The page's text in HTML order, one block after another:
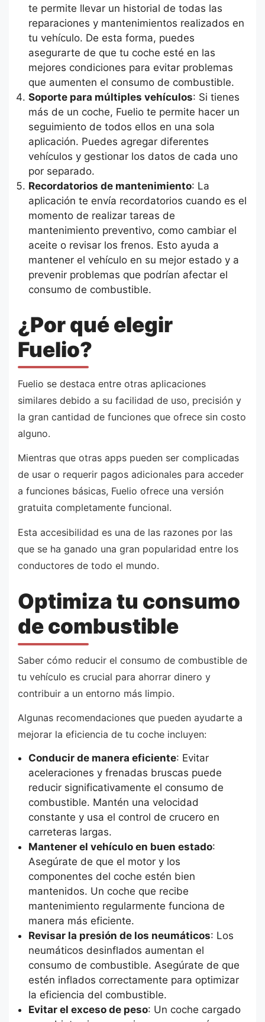
te permite llevar un historial de todas las
reparaciones y mantenimientos realizados en
tu vehículo. De esta forma, puedes
asegurarte de que tu coche esté en las
mejores condiciones para evitar problemas
que aumenten el consumo de combustible.
Soporte para múltiples vehículos: Si tienes
más de un coche, Fuelio te permite hacer un
seguimiento de todos ellos en una sola
aplicación. Puedes agregar diferentes
vehículos y gestionar los datos de cada uno
por separado.
Recordatorios de mantenimiento: La
aplicación te envía recordatorios cuando es el
momento de realizar tareas de
mantenimiento preventivo, como cambiar el
aceite o revisar los frenos. Esto ayuda a
mantener el vehículo en su mejor estado y a
prevenir problemas que podrían afectar el
consumo de combustible.
¿Por qué elegir
Fuelio?
Fuelio se destaca entre otras aplicaciones
similares debido a su facilidad de uso, precisión y
la gran cantidad de funciones que ofrece sin costo
alguno.
Mientras que otras apps pueden ser complicadas
de usar o requerir pagos adicionales para acceder
a funciones básicas, Fuelio ofrece una versión
gratuita completamente funcional.
Esta accesibilidad es una de las razones por las
que se ha ganado una gran popularidad entre los
conductores de todo el mundo.
Optimiza tu consumo
de combustible
Saber cómo reducir el consumo de combustible de
tu vehículo es crucial para ahorrar dinero y
contribuir a un entorno más limpio.
Algunas recomendaciones que pueden ayudarte a
mejorar la eficiencia de tu coche incluyen:
Conducir de manera eficiente: Evitar
aceleraciones y frenadas bruscas puede
reducir significativamente el consumo de
combustible. Mantén una velocidad
constante y usa el control de crucero en
carreteras largas.
Mantener el vehículo en buen estado:
Asegúrate de que el motor y los
componentes del coche estén bien
mantenidos. Un coche que recibe
mantenimiento regularmente funciona de
manera más eficiente.
Revisar la presión de los neumáticos: Los
neumáticos desinflados aumentan el
consumo de combustible. Asegúrate de que
estén inflados correctamente para optimizar
la eficiencia del combustible.
Evitar el exceso de peso: Un coche cargado